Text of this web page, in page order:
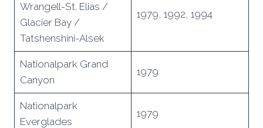
Wrangell-St. Elias /
Glacier Bay /
Tatshenshini-Alsek
1979, 1992, 1994
Nationalpark Grand
Canyon
1979
Nationalpark
Everglades
1979